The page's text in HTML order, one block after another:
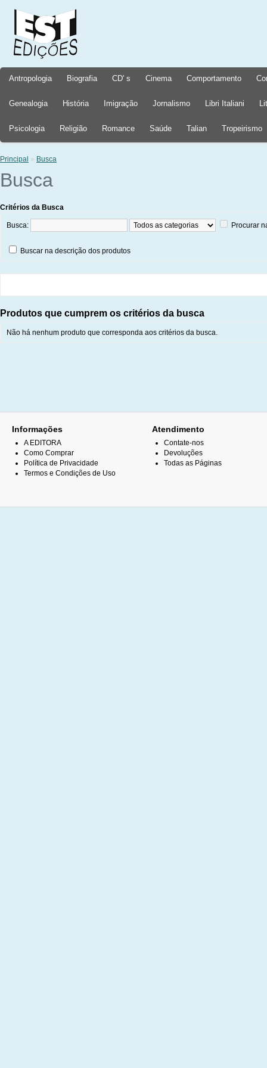
Antropologia Biografia CD' s Cinema Comportamento
Genealogia História Imigração Jornalismo Libri Italiani
Psicologia Religião Romance Saúde Talian Tropeirismo
Principal » Busca
Busca
Critérios da Busca
Busca: Procurar
Buscar na descrição dos produtos
Produtos que cumprem os critérios da busca
Não há nenhum produto que corresponda aos critérios da busca.
Informações
A EDITORA
Como Comprar
Política de Privacidade
Termos e Condições de Uso
Atendimento
Contate-nos
Devoluções
Todas as Páginas